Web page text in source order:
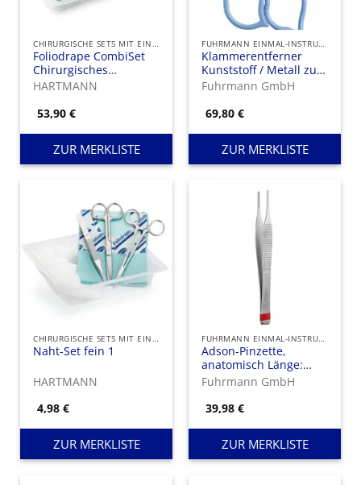
CHIRURGISCHE SETS MIT EINMAL-INSTRUMENTEN
Foliodrape CombiSet
Chirurgisches
Wundversorgungs-Set
HARTMANN
53,90€
ZUR MERKLISTE
FUHRMANN EINMAL-INSTRUMENTE
Klammerentferner
Kunststoff / Metall zum
Einmalgebrauch
Fuhrmann GmbH
69,80€
ZUR MERKLISTE
CHIRURGISCHE SETS MIT EINMAL-INSTRUMENTEN
Naht-Set fein 1
HARTMANN
4,98€
ZUR MERKLISTE
FUHRMANN EINMAL-INSTRUMENTE
Adson-Pinzette,
anatomisch Länge:
12,0 cm Inhalt
Fuhrmann GmbH
39,98€
ZUR MERKLISTE